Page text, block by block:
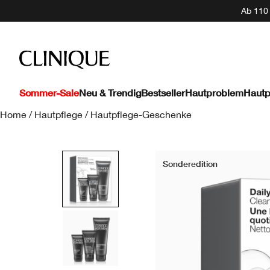
Ab
Sommer-SaleNeu & TrendigBestsellerHautproblem
Home / Hautpflege / Hautpflege-Geschenke
Sonderedition